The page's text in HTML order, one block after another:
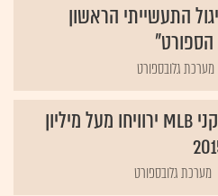
התעשייתי הראשון
הספורט"
מערכת גלובספורט
508 שחקני MLB ירוויחו מעל מיליון
מערכת גלובספורט